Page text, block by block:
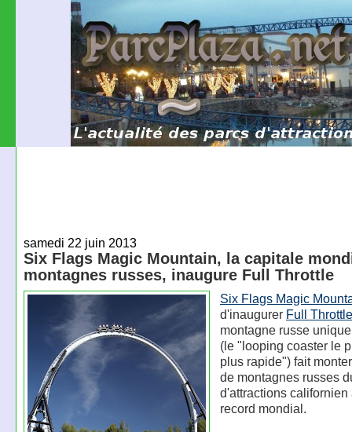
samedi 22 juin 2013
Six Flags Magic Mountain, la capitale
montagnes russes, inaugure Full Throttle
Six Flags Magic
d'inaugurer Full Throttle
montagne russe
(le "looping coaster le
plus rapide") fait
de montagnes russes
d'attractions californien
record mondial.